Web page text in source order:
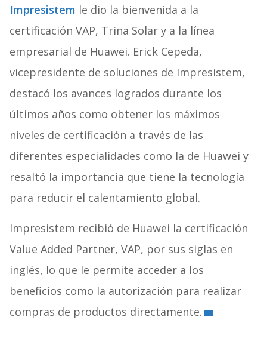
Impresistem le dio la bienvenida a la
certificación VAP, Trina Solar y a la línea
empresarial de Huawei. Erick Cepeda,
vicepresidente de soluciones de Impresistem,
destacó los avances logrados durante los
últimos años como obtener los máximos
niveles de certificación a través de las
diferentes especialidades como la de Huawei y
resaltó la importancia que tiene la tecnología
para reducir el calentamiento global.
Impresistem recibió de Huawei la certificación
Value Added Partner, VAP, por sus siglas en
inglés, lo que le permite acceder a los
beneficios como la autorización para realizar
compras de productos directamente.